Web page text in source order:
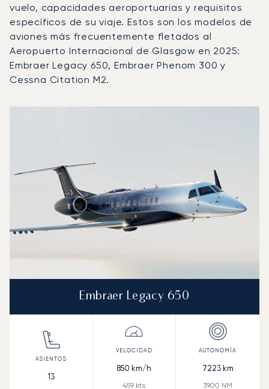
vuelo, capacidades aeroportuarias y requisitos
específicos de su viaje. Estos son los modelos de
aviones más frecuentemente fletados al
Aeropuerto Internacional de Glasgow en 2025:
Embraer Legacy 650, Embraer Phenom 300 y
Cessna Citation M2.
Embraer Legacy 650
13
850 km/h
459 kts
7223km
3900 NM